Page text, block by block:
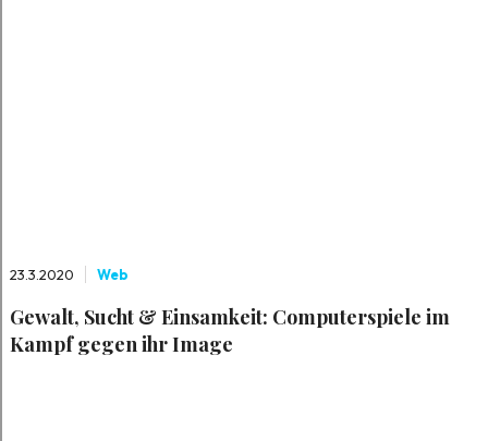
23.3.2020 Web
Gewalt, Sucht & Einsamkeit: Computerspiele im
Kampf gegen ihr Image